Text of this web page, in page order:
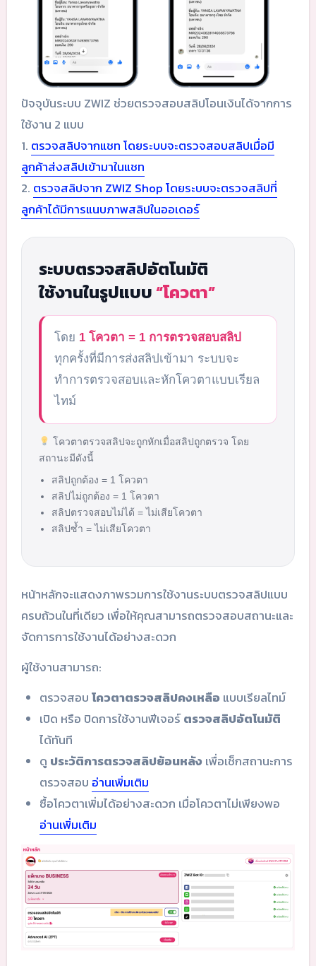
ปัจจุบันระบบ ZWIZ ช่วยตรวจสอบสลิปโอนเงินได้จากการ
ใช้งาน 2 แบบ
1. ตรวจสลิปจากแชท โดยระบบจะตรวจสอบสลิปเมื่อมี
ลูกค้าส่งสลิปเข้ามาในแชท
2. ตรวจสลิปจาก ZWIZ Shop โดยระบบจะตรวจสลิปที่
ลูกค้าได้มีการแนบภาพสลิปในออเดอร์
ระบบตรวจสลิปอัตโนมัติ
ใช้งานในรูปแบบ“โควตา”
โดย 1 โควตา = 1 การตรวจสอบสลิป
ทุกครั้งที่มีการส่งสลิปเข้ามา ระบบจะ
ทำการตรวจสอบและหักโควตาแบบเรียล
ไทม์
โควตาตรวจสลิปจะถูกหักเมื่อสลิปถูกตรวจ โดย
สถานะมีดังนี้
สลิปถูกต้อง = 1 โควตา
สลิปไม่ถูกต้อง = 1 โควตา
สลิปตรวจสอบไม่ได้ = ไม่เสียโควตา
สลิปซ้ำ = ไม่เสียโควตา
หน้าหลักจะแสดงภาพรวมการใช้งานระบบตรวจสลิปแบบ
ครบถ้วนในที่เดียว เพื่อให้คุณสามารถตรวจสอบสถานะและ
จัดการการใช้งานได้อย่างสะดวก
ผู้ใช้งานสามารถ:
ตรวจสอบโควตาตรวจสลิปคงเหลือแบบเรียลไทม์
เปิด หรือ ปิดการใช้งานฟีเจอร์ตรวจสลิปอัตโนมัติ
ได้ทันที
ดู ประวัติการตรวจสลิปย้อนหลัง เพื่อเช็กสถานะการ
ตรวจสอบ อ่านเพิ่มเติม
ซื้อโควตาเพิ่มได้อย่างสะดวก เมื่อโควตาไม่เพียงพอ
อ่านเพิ่มเติม